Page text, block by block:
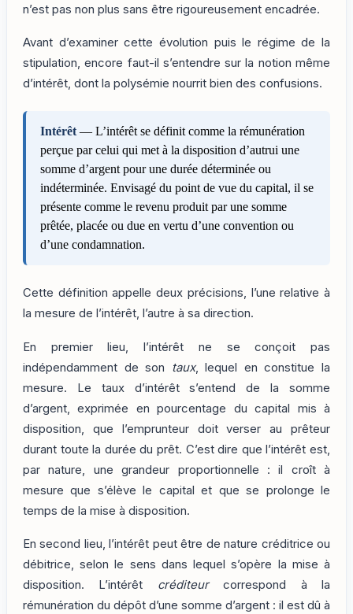
n’est pas non plus sans être rigoureusement encadrée.
Avant d’examiner cette évolution puis le régime de la
stipulation, encore faut-il s’entendre sur la notion même
d’intérêt, dont la polysémie nourrit bien des confusions.
Intérêt — L’intérêt se définit comme la rémunération
perçue par celui qui met à la disposition d’autrui une
somme d’argent pour une durée déterminée ou
indéterminée. Envisagé du point de vue du capital, il se
présente comme le revenu produit par une somme
prêtée, placée ou due en vertu d’une convention ou
d’une condamnation.
Cette définition appelle deux précisions, l’une relative à
la mesure de l’intérêt, l’autre à sa direction.
En premier lieu, l’intérêt ne se conçoit pas
indépendamment de son taux, lequel en constitue la
mesure. Le taux d’intérêt s’entend de la somme
d’argent, exprimée en pourcentage du capital mis à
disposition, que l’emprunteur doit verser au prêteur
durant toute la durée du prêt. C’est dire que l’intérêt est,
par nature, une grandeur proportionnelle : il croît à
mesure que s’élève le capital et que se prolonge le
temps de la mise à disposition.
En second lieu, l’intérêt peut être de nature créditrice ou
débitrice, selon le sens dans lequel s’opère la mise à
disposition. L’intérêt créditeurcorrespond à la
rémunération du dépôt d’une somme d’argent : il est dû à